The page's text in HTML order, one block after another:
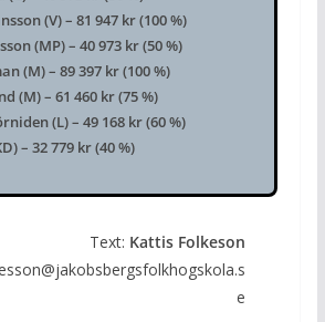
(V) – 81 947 kr (100 %)
(MP) – 40 973 kr (50 %)
(M) – 89 397 kr (100 %)
(M) – 61 460 kr (75 %)
(L) – 49 168 kr (60 %)
– 32 779 kr (40 %)
Text: Kattis Folkeson
e